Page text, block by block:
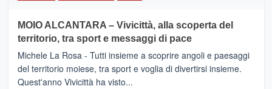
Torna
la
Supermaratona
dell’Etna
MOIO ALCANTARA – Vivicittà, alla scoperta del
territorio, tra sport e messaggi di pace
Michele La Rosa - Tutti insieme a scoprire angoli e paesaggi
del territorio moiese, tra sport e voglia di divertirsi insieme.
Quest'anno Vivicittà ha visto...